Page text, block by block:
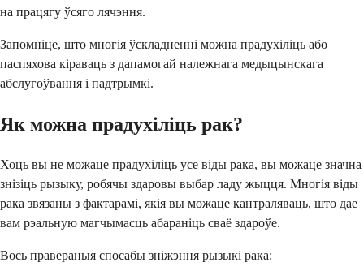
на працягу ўсяго лячэння.
Запомніце, што многія ўскладненні можна прадухіліць або
паспяхова кіраваць з дапамогай належнага медыцынскага
абслугоўвання і падтрымкі.
Як можна прадухіліць рак?
Хоць вы не можаце прадухіліць усе віды рака, вы можаце значна
знізіць рызыку, робячы здаровы выбар ладу жыцця. Многія віды
рака звязаны з фактарамі, якія вы можаце кантраляваць, што дае
вам рэальную магчымасць абараніць сваё здароўе.
Вось правераныя спосабы зніжэння рызыкі рака: